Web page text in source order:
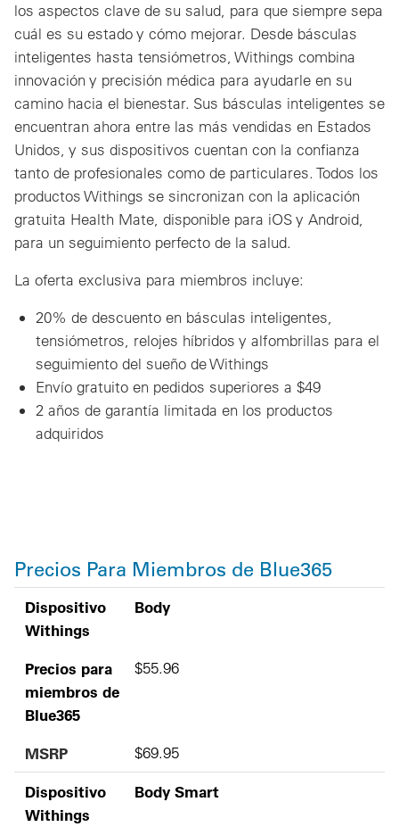
los aspectos clave de su salud, para que siempre sepa
cuál es su estado y cómo mejorar. Desde básculas
inteligentes hasta tensiómetros, Withings combina
innovación y precisión médica para ayudarle en su
camino hacia el bienestar. Sus básculas inteligentes se
encuentran ahora entre las más vendidas en Estados
Unidos, y sus dispositivos cuentan con la confianza
tanto de profesionales como de particulares. Todos los
productos Withings se sincronizan con la aplicación
gratuita Health Mate, disponible para iOS y Android,
para un seguimiento perfecto de la salud.
La oferta exclusiva para miembros incluye:
20% de descuento en básculas inteligentes,
tensiómetros, relojes híbridos y alfombrillas para el
seguimiento del sueño de Withings
Envío gratuito en pedidos superiores a $49
2 años de garantía limitada en los productos
adquiridos
Precios Para Miembros de Blue365
Dispositivo Withings
Precios para miembros de Blue365
MSRP
Dispositivo
Withings
Body
Precios para
miembros de
Blue365
$55.96
MSRP $69.95
Dispositivo
Withings
Body Smart